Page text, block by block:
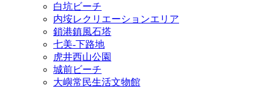
白坑ビーチ
内垵レクリエーションエリア
鎖港鎮風石塔
七美‐下路地
虎井西山公園
城前ビーチ
大嶼常民生活文物館